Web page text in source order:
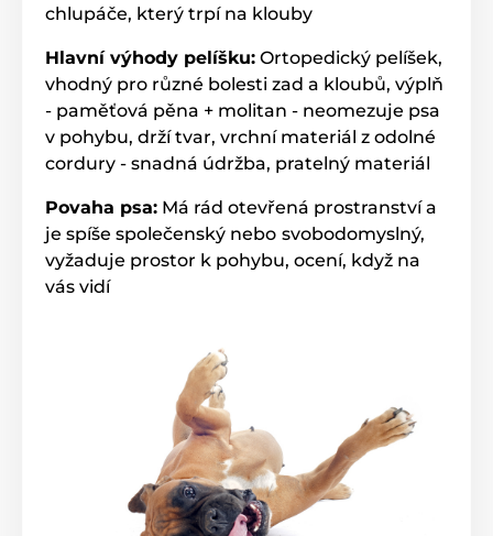
chlupáče, který trpí na klouby
Hlavní výhody pelíšku: Ortopedický pelíšek,
vhodný pro různé bolesti zad a kloubů, výplň
- paměťová pěna + molitan - neomezuje psa
v pohybu, drží tvar, vrchní materiál z odolné
cordury - snadná údržba, pratelný materiál
Povaha psa: Má rád otevřená prostranství a
je spíše společenský nebo svobodomyslný,
vyžaduje prostor k pohybu, ocení, když na
vás vidí